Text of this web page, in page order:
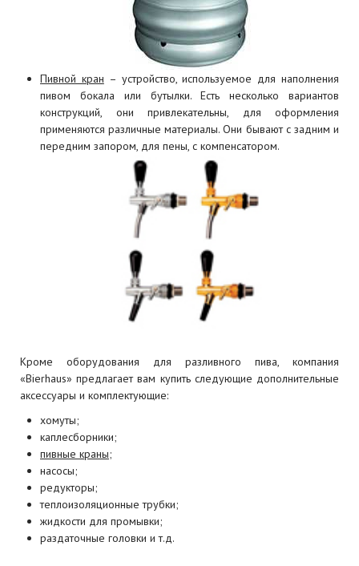
Пивной кран – устройство, используемое для наполнения
пивом бокала или бутылки. Есть несколько вариантов
конструкций, они привлекательны, для оформления
применяются различные материалы. Они бывают с задним и
передним запором, для пены, с компенсатором.
Кроме оборудования для разливного пива, компания
«Bierhaus» предлагает вам купить следующие дополнительные
аксессуары и комплектующие:
хомуты;
каплесборники;
пивные краны;
насосы;
редукторы;
теплоизоляционные трубки;
жидкости для промывки;
раздаточные головки и т.д.